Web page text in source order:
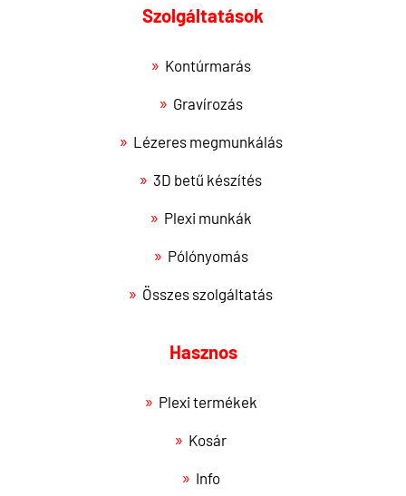
Szolgáltatások
Kontúrmarás
Gravírozás
Lézeres megmunkálás
3D betű készítés
Plexi munkák
Pólónyomás
Összes szolgáltatás
Hasznos
Plexi termékek
Kosár
Info